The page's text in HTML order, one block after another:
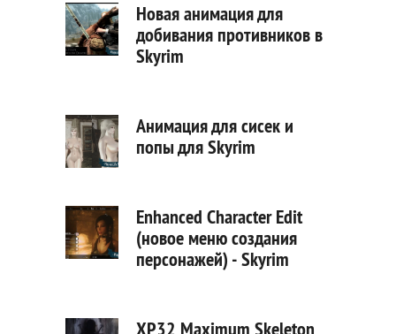
Новая анимация для
добивания противников в
Skyrim
Анимация для сисек и
попы для Skyrim
Enhanced Character Edit
(новое меню создания
персонажей) - Skyrim
XP32 Maximum Skeleton